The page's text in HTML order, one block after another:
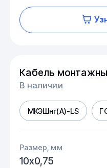
Кабель
В наличии
МКЭШнг(А)-LS
Размер, мм
10х0,75